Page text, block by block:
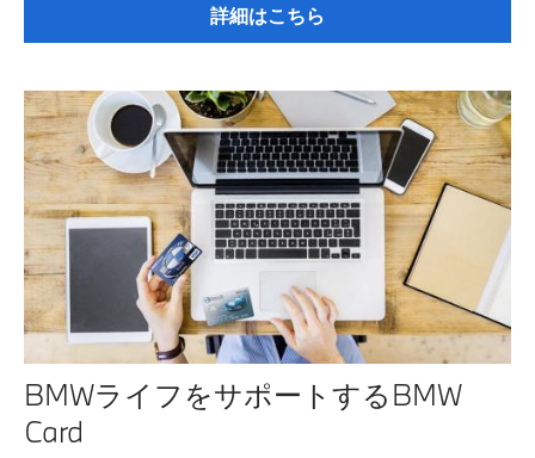
詳細はこちら
BMWライフをサポートするBMW
Card